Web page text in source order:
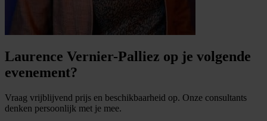
Laurence Vernier-Palliez op je volgende
evenement?
Vraag vrijblijvend prijs en beschikbaarheid op. Onze consultants
denken persoonlijk met je mee.